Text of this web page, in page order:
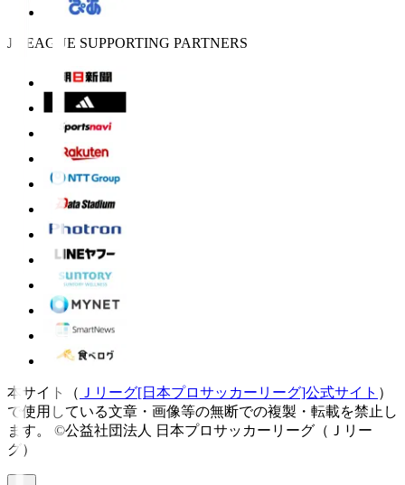
J.LEAGUE SUPPORTING PARTNERS
本サイト（ Ｊリーグ[日本プロサッカーリーグ]公式サイト ）
で使用している文章・画像等の無断での複製・転載を禁止し
ます。
©公益社団法人 日本プロサッカーリーグ（Ｊリー
グ）